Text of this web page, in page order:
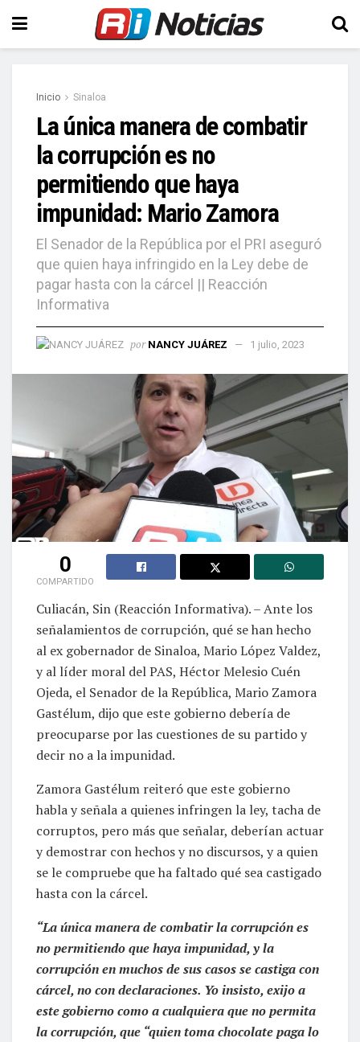
Inicio Sinaloa
La única manera de combatir
la corrupción es no
permitiendo que haya
impunidad: Mario Zamora
El Senador de la República por el PRI aseguró
que quien haya infringido en la Ley debe de
pagar hasta con la cárcel || Reacción
Informativa
por NANCY JUÁREZ 1 julio, 2023
0
COMPARTIDO
Culiacán, Sin (Reacción Informativa). – Ante los
señalamientos de corrupción, qué se han hecho
al ex gobernador de Sinaloa, Mario López Valdez,
y al líder moral del PAS, Héctor Melesio Cuén
Ojeda, el Senador de la República, Mario Zamora
Gastélum, dijo que este gobierno debería de
preocuparse por las cuestiones de su partido y
decir no a la impunidad.
Zamora Gastélum reiteró que este gobierno
habla y señala a quienes infringen la ley, tacha de
corruptos, pero más que señalar, deberían actuar
y demostrar con hechos y no discursos, y a quien
se le compruebe que ha faltado qué sea castigado
hasta con la cárcel.
“La única manera de combatir la corrupción es
no permitiendo que haya impunidad, y la
corrupción en muchos de sus casos se castiga con
cárcel, no con declaraciones. Yo insisto, exijo a
este gobierno como a cualquiera que no permita
la corrupción, que “quien toma chocolate paga lo